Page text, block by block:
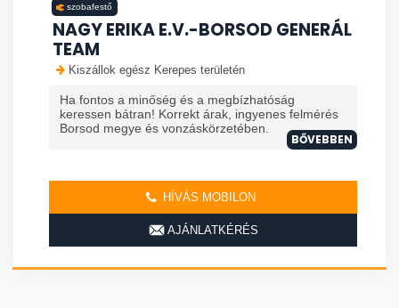
szobafestő
NAGY ERIKA E.V.-BORSOD GENERÁL
TEAM
Kiszállok egész Kerepes területén
Ha fontos a minőség és a megbízhatóság
keressen bátran! Korrekt árak, ingyenes felmérés
Borsod megye és vonzáskörzetében.
BŐVEBBEN
HÍVÁS MOBILON
AJÁNLATKÉRÉS